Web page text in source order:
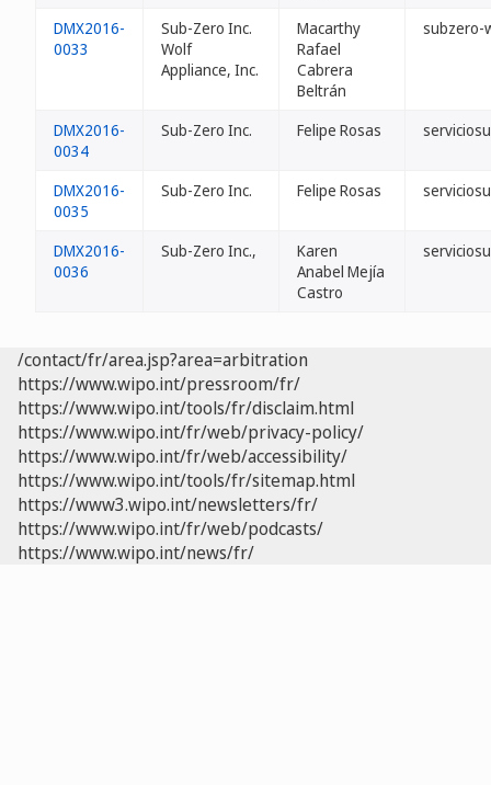
DMX2016-
0033
Sub-Zero Inc.
Wolf
Appliance, Inc.
Macarthy
Rafael
Cabrera
Beltrán
subzero-
DMX2016-
0034
Sub-Zero Inc. Felipe Rosas
DMX2016-
0035
Sub-Zero Inc. Felipe Rosas
DMX2016-
0036
Sub-Zero Inc.,
Karen
Anabel Mejía
Castro
/contact/fr/area.jsp?area=arbitration
https://www.wipo.int/pressroom/fr/
https://www.wipo.int/tools/fr/disclaim.html
https://www.wipo.int/fr/web/privacy-policy/
https://www.wipo.int/fr/web/accessibility/
https://www.wipo.int/tools/fr/sitemap.html
https://www3.wipo.int/newsletters/fr/
https://www.wipo.int/fr/web/podcasts/
https://www.wipo.int/news/fr/